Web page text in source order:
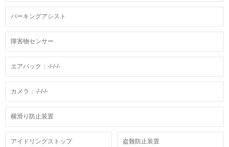
パーキングアシスト
障害物センサー
エアバック：-/-/-/-
カメラ：-/-/-/-
横滑り防止装置
アイドリングストップ 盗難防止装置